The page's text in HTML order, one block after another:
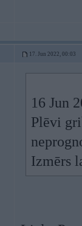
17. Jun 2022, 00:03
16 Jun
Plēvi
Izmērs